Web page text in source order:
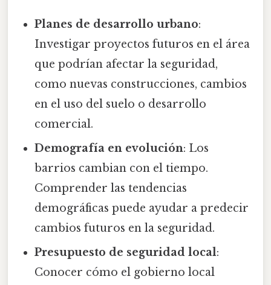
Planes de desarrollo urbano:
Investigar proyectos futuros en el área
que podrían afectar la seguridad,
como nuevas construcciones, cambios
en el uso del suelo o desarrollo
comercial.
Demografía en evolución: Los
barrios cambian con el tiempo.
Comprender las tendencias
demográficas puede ayudar a predecir
cambios futuros en la seguridad.
Presupuesto de seguridad local:
Conocer cómo el gobierno local